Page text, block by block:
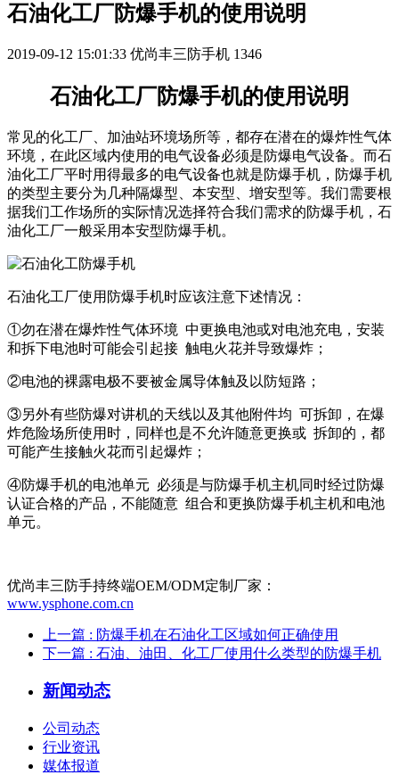
石油化工厂防爆手机的使用说明
2019-09-12 15:01:33 优尚丰三防手机 1346
石油化工厂防爆手机的使用说明
常见的化工厂、加油站环境场所等，都存在潜在的爆炸性气体
环境，在此区域内使用的电气设备必须是防爆电气设备。而石
油化工厂平时用得最多的电气设备也就是防爆手机，防爆手机
的类型主要分为几种隔爆型、本安型、增安型等。我们需要根
据我们工作场所的实际情况选择符合我们需求的防爆手机，石
油化工厂一般采用本安型防爆手机。
石油化工厂使用防爆手机时应该注意下述情况：
①勿在潜在爆炸性气体环境 中更换电池或对电池充电，安装
和拆下电池时可能会引起接 触电火花并导致爆炸；
②电池的裸露电极不要被金属导体触及以防短路；
③另外有些防爆对讲机的天线以及其他附件均 可拆卸，在爆
炸危险场所使用时，同样也是不允许随意更换或 拆卸的，都
可能产生接触火花而引起爆炸；
④防爆手机的电池单元 必须是与防爆手机主机同时经过防爆
认证合格的产品，不能随意 组合和更换防爆手机主机和电池
单元。
优尚丰三防手持终端OEM/ODM定制厂家：
www.ysphone.com.cn
上一篇 : 防爆手机在石油化工区域如何正确使用
下一篇 : 石油、油田、化工厂使用什么类型的防爆手机
新闻动态
公司动态
行业资讯
媒体报道